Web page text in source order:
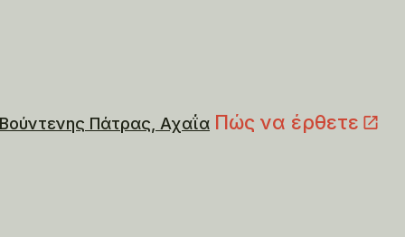
Πάτρας, Αχαΐα Πώς να έρθετε